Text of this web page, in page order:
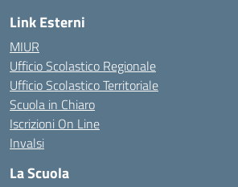
Link Esterni
MIUR
Ufficio Scolastico Regionale
Ufficio Scolastico Territoriale
Scuola in Chiaro
Iscrizioni On Line
Invalsi
La Scuola